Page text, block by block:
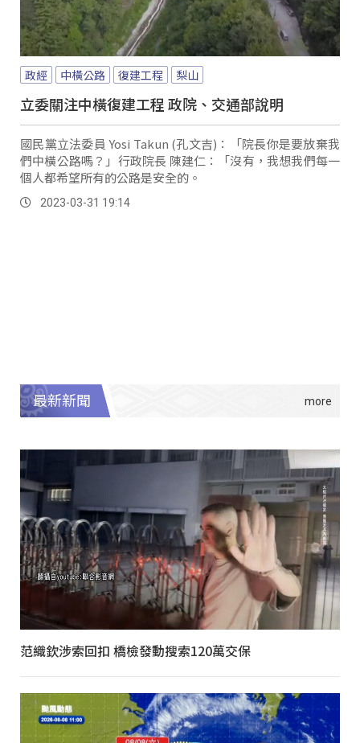
政經 中橫公路 復建工程 梨山
立委關注中橫復建工程 政院、交通部說明
國民黨立法委員 Yosi Takun (孔文吉)：「院長你是要放棄我
們中橫公路嗎？」行政院長 陳建仁：「沒有，我想我們每一
個人都希望所有的公路是安全的。
2023-03-31 19:14
最新新聞
范織欽涉索回扣 橋檢發動搜索120萬交保